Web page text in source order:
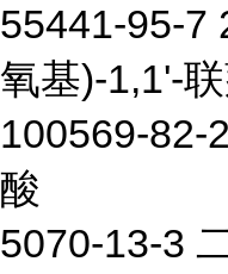
55441-95-7
氧基)-1,1'-
100569-82-
酸
5070-13-3